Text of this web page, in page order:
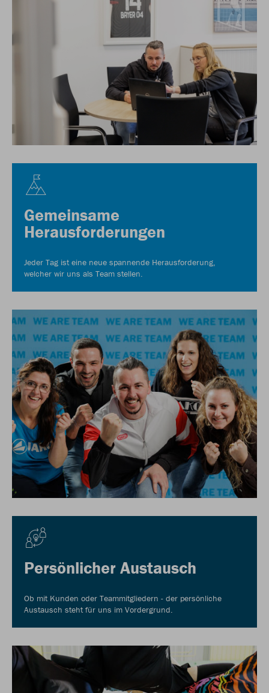
Gemeinsame
Herausforderungen
Jeder Tag ist eine neue spannende Herausforderung,
welcher wir uns als Team stellen.
Persönlicher Austausch
Ob mit Kunden oder Teammitgliedern - der persönliche
Austausch steht für uns im Vordergrund.